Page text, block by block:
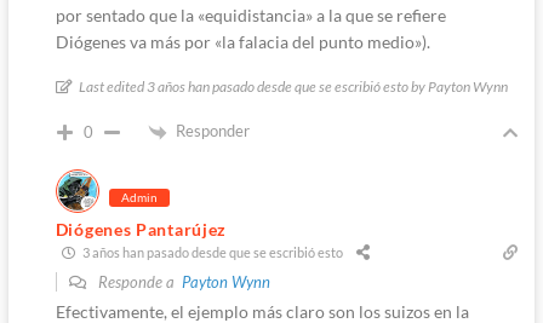
por sentado que la «equidistancia» a la que se refiere
Diógenes va más por «la falacia del punto medio»).
Last edited 3 años han pasado desde que se escribió esto by Payton Wynn
0 Responder
Admin
Diógenes Pantarújez
3 años han pasado desde que se escribió esto
Responde a Payton Wynn
Efectivamente, el ejemplo más claro son los suizos en la